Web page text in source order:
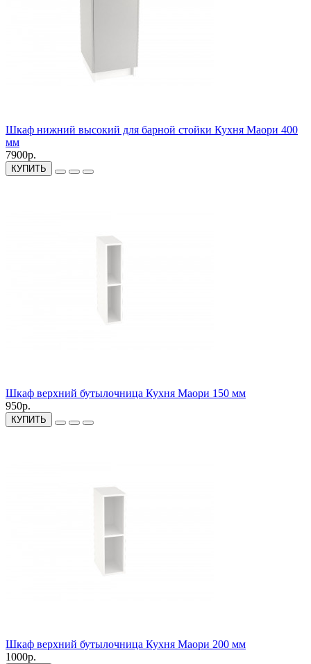
Шкаф нижний высокий для барной стойки Кухня Маори 400
мм
7900р.
КУПИТЬ
Шкаф верхний бутылочница Кухня Маори 150 мм
950р.
КУПИТЬ
Шкаф верхний бутылочница Кухня Маори 200 мм
1000р.